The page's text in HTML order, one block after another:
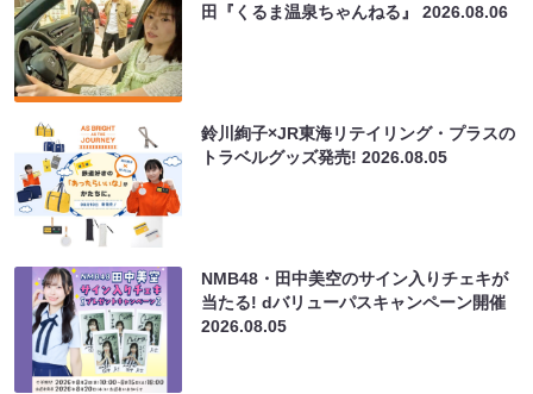
田『くるま温泉ちゃんねる』2026.08.06
鈴川絢子×JR東海リテイリング・プラスの
トラベルグッズ発売!2026.08.05
NMB48・田中美空のサイン入りチェキが
当たる! dバリューパスキャンペーン開催
2026.08.05